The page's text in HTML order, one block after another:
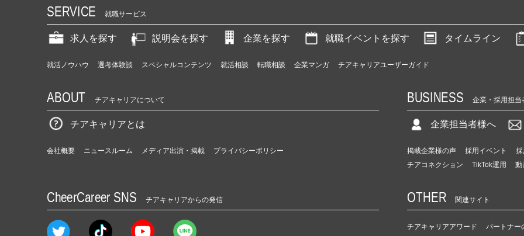
SERVICE 就職サービス
求人を探す 説明会を探す 企業を探す 就職イベントを探す タイムライン
就活ノウハウ 選考体験談 スペシャルコンテンツ 就活相談 転職相談 企業マンガ チアキャリアユーザーガイド
ABOUT チアキャリアについて
チアキャリアとは
会社概要 ニュースルーム メディア出演・掲載 プライバシーポリシー
BUSINESS 企業・採用担当
企業担当者様へ
掲載企業様の声 採用イベント
チアコネクション
TikTok運用 動
CheerCareer SNS チアキャリアからの発信 OTHER 関連サイト
チアキャリアアワード パートナー